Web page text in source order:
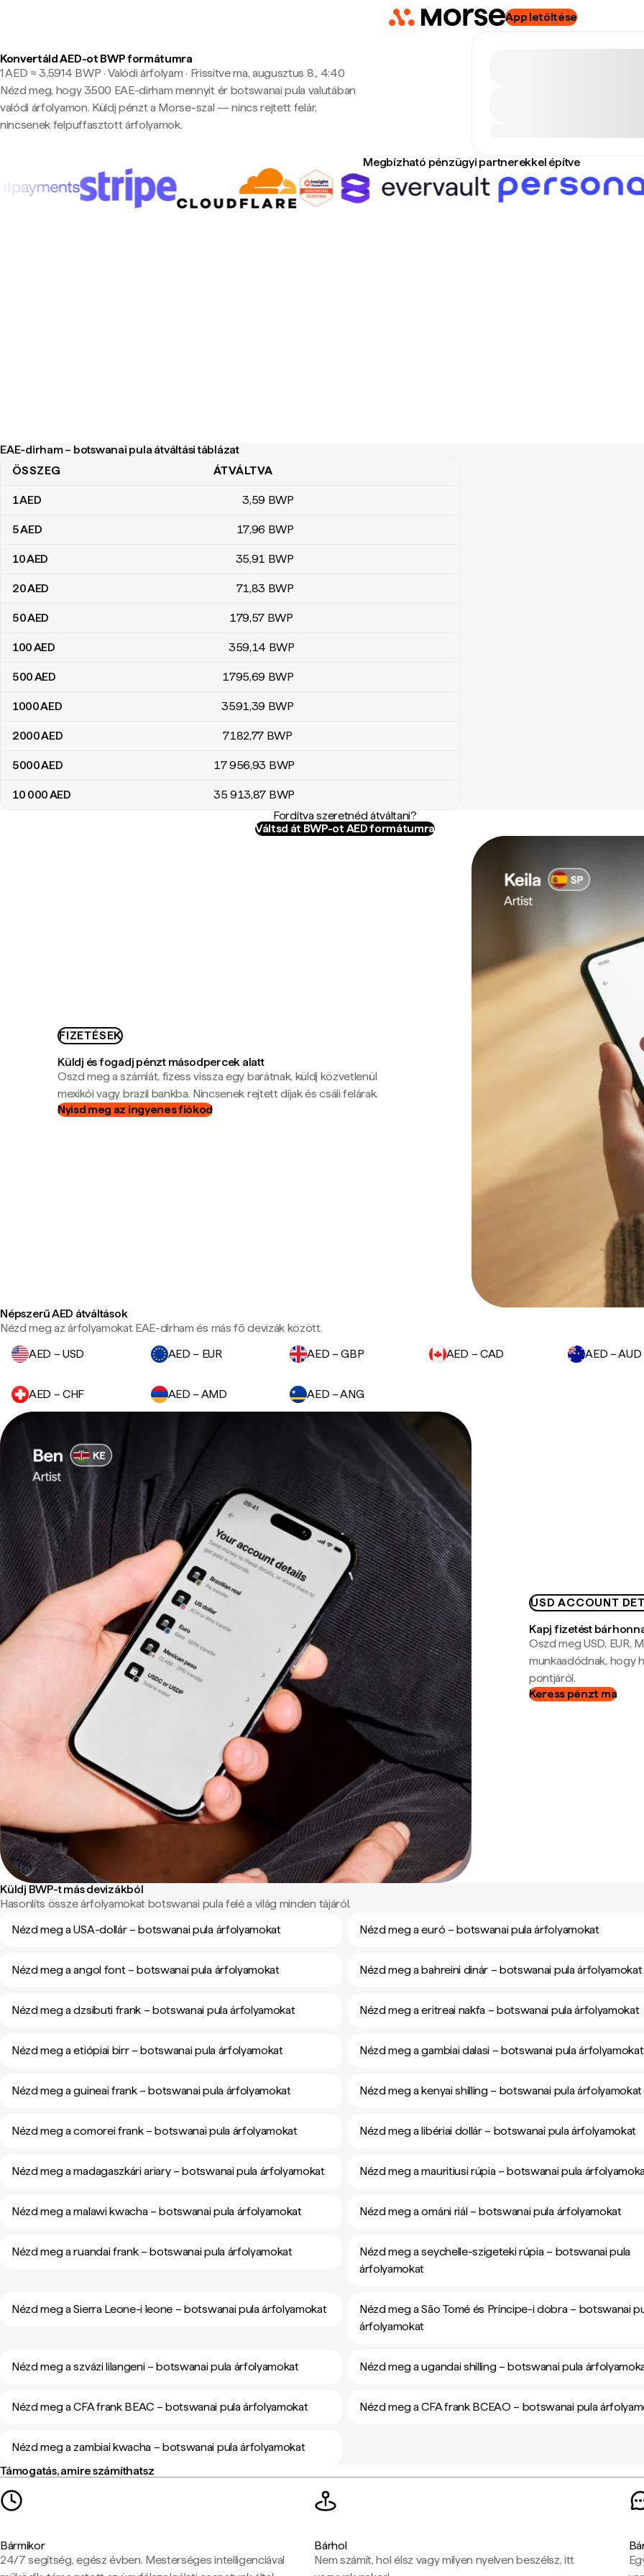
App letöltése
Konvertáld AED-ot BWP formátumra
1 AED ≈ 3,5914 BWP · Valódi árfolyam · Frissítve ma, augusztus 8., 4:40
Nézd meg, hogy 3500 EAE-dirham mennyit ér botswanai pula valutában
valódi árfolyamon. Küldj pénzt a Morse-szal — nincs rejtett felár,
nincsenek felpuffasztott árfolyamok.
Megbízható pénzügyi partnerekkel építve
EAE-dirham – botswanai pula átváltási táblázat
EAE-dirham – botswanai pula átváltási táblázat
ÖSSZEG ÁTVÁLTVA
1AED 3,59 BWP
5AED 17,96 BWP
10AED 35,91 BWP
20AED 71,83 BWP
50AED 179,57 BWP
100AED 359,14 BWP
500AED 1795,69 BWP
1000AED 3591,39 BWP
2000AED 7182,77 BWP
5000AED 17 956,93 BWP
10 000AED 35 913,87 BWP
Fordítva szeretnéd átváltani?
Váltsd át BWP-ot AED formátumra
FIZETÉSEK
Küldj és fogadj pénzt másodpercek alatt
Oszd meg a számlát, fizess vissza egy barátnak, küldj közvetlenül
mexikói vagy brazil bankba. Nincsenek rejtett díjak és csáli felárak.
Nyisd meg az ingyenes fiókod
Népszerű AED átváltások
Nézd meg az árfolyamokat EAE-dirham és más fő devizák között.
AED – USD
AED – EUR AED – GBP AED – CAD AED – AUD
AED – CHF AED – AMD AED – ANG
USD ACCOUNT
Kapj fizetést
Oszd meg USD, EUR,
munkaadódnak, hogy
pontjáról.
Keress pénzt ma
Küldj BWP-t más devizákból
Hasonlíts össze árfolyamokat botswanai pula felé a világ minden tájáról.
Nézd meg a USA-dollár – botswanai pula árfolyamokat
Nézd meg a euró – botswanai pula árfolyamokat
Nézd meg a angol font – botswanai pula árfolyamokat Nézd meg a bahreini dinár – botswanai pula árfolyamokat
Nézd meg a dzsibuti frank – botswanai pula árfolyamokat Nézd meg a eritreai nakfa – botswanai pula árfolyamokat
Nézd meg a etiópiai birr – botswanai pula árfolyamokat Nézd meg a gambiai dalasi – botswanai pula árfolyamokat
Nézd meg a guineai frank – botswanai pula árfolyamokat Nézd meg a kenyai shilling – botswanai pula árfolyamokat
Nézd meg a comorei frank – botswanai pula árfolyamokat Nézd meg a libériai dollár – botswanai pula árfolyamokat
Nézd meg a madagaszkári ariary – botswanai pula árfolyamokat Nézd meg a mauritiusi rúpia – botswanai pula
Nézd meg a malawi kwacha – botswanai pula árfolyamokat Nézd meg a ománi riál – botswanai pula árfolyamokat
Nézd meg a ruandai frank – botswanai pula árfolyamokat
Nézd meg a seychelle-szigeteki rúpia – botswanai pula
árfolyamokat
Nézd meg a Sierra Leone-i leone – botswanai pula árfolyamokat
Nézd meg a São Tomé és Príncipe-i dobra – botswanai
árfolyamokat
Nézd meg a szvázi lilangeni – botswanai pula árfolyamokat Nézd meg a ugandai shilling – botswanai pula
Nézd meg a CFA frank BEAC – botswanai pula árfolyamokat Nézd meg a CFA frank BCEAO – botswanai pula
Nézd meg a zambiai kwacha – botswanai pula árfolyamokat
Támogatás, amire számíthatsz
Bármikor
24/7 segítség, egész évben. Mesterséges intelligenciával
Bárhol
Nem számít, hol élsz vagy milyen nyelven beszélsz, itt